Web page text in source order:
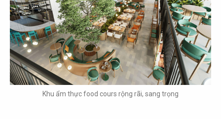
Khu ẩm thực food cours rộng rãi, sang trọng